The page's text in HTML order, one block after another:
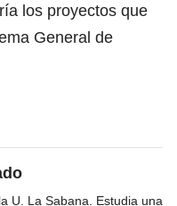
los proyectos que
General de
U. La Sabana. Estudia una